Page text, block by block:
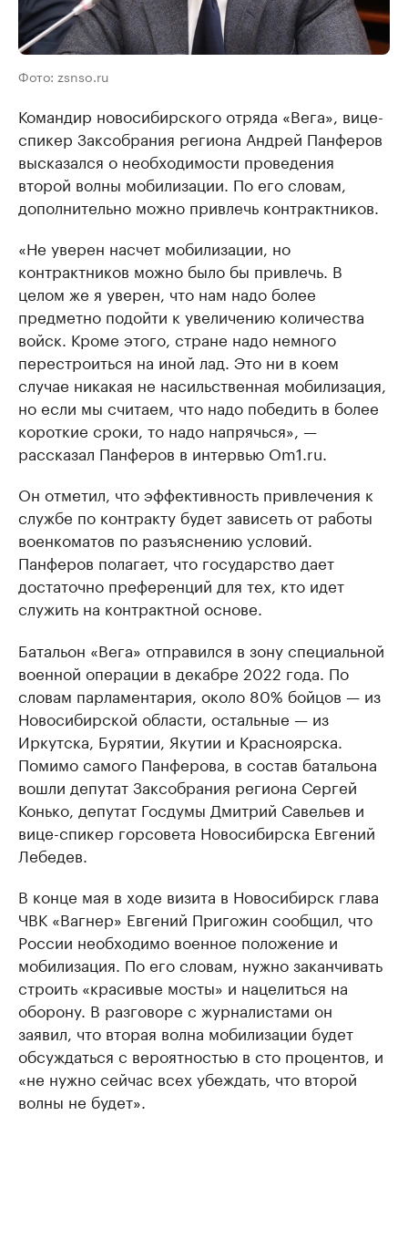
Фото: zsnso.ru
Командир новосибирского отряда «Вега», вице-
спикер Заксобрания региона Андрей Панферов
высказался о необходимости проведения
второй волны мобилизации. По его словам,
дополнительно можно привлечь контрактников.
«Не уверен насчет мобилизации, но
контрактников можно было бы привлечь. В
целом же я уверен, что нам надо более
предметно подойти к увеличению количества
войск. Кроме этого, стране надо немного
перестроиться на иной лад. Это ни в коем
случае никакая не насильственная мобилизация,
но если мы считаем, что надо победить в более
короткие сроки, то надо напрячься», —
рассказал Панферов в интервью Om1.ru.
Он отметил, что эффективность привлечения к
службе по контракту будет зависеть от работы
военкоматов по разъяснению условий.
Панферов полагает, что государство дает
достаточно преференций для тех, кто идет
служить на контрактной основе.
Батальон «Вега» отправился в зону специальной
военной операции в декабре 2022 года. По
словам парламентария, около 80% бойцов — из
Новосибирской области, остальные — из
Иркутска, Бурятии, Якутии и Красноярска.
Помимо самого Панферова, в состав батальона
вошли депутат Заксобрания региона Сергей
Конько, депутат Госдумы Дмитрий Савельев и
вице-спикер горсовета Новосибирска Евгений
Лебедев.
В конце мая в ходе визита в Новосибирск глава
ЧВК «Вагнер» Евгений Пригожин сообщил, что
России необходимо военное положение и
мобилизация. По его словам, нужно заканчивать
строить «красивые мосты» и нацелиться на
оборону. В разговоре с журналистами он
заявил, что вторая волна мобилизации будет
обсуждаться с вероятностью в сто процентов, и
«не нужно сейчас всех убеждать, что второй
волны не будет».